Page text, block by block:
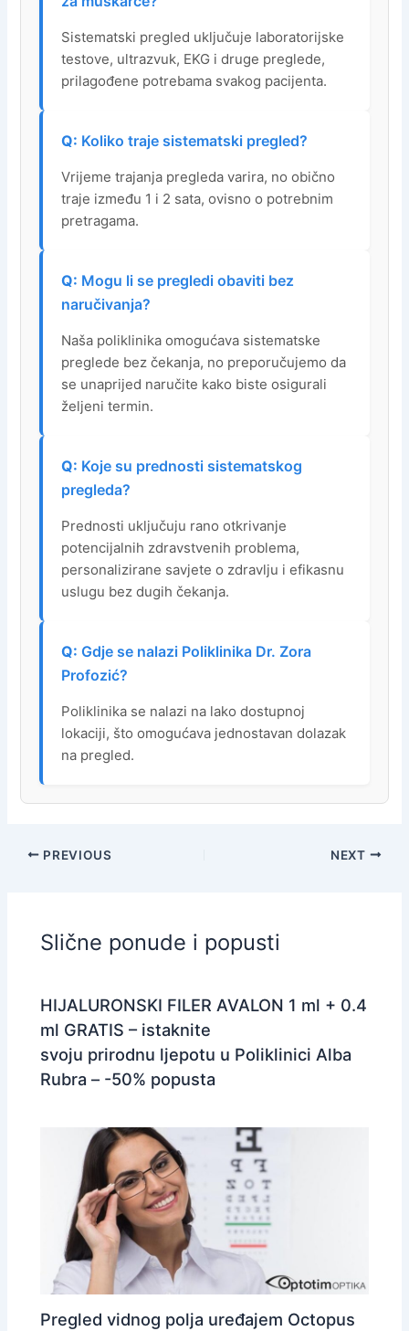
Sistematski pregled uključuje laboratorijske
testove, ultrazvuk, EKG i druge preglede,
prilagođene potrebama svakog pacijenta.
Koliko traje sistematski pregled?
Vrijeme trajanja pregleda varira, no obično
traje između 1 i 2 sata, ovisno o potrebnim
pretragama.
Mogu li se pregledi obaviti bez
naručivanja?
Naša poliklinika omogućava sistematske
preglede bez čekanja, no preporučujemo da
se unaprijed naručite kako biste osigurali
željeni termin.
Koje su prednosti sistematskog
pregleda?
Prednosti uključuju rano otkrivanje
potencijalnih zdravstvenih problema,
personalizirane savjete o zdravlju i efikasnu
uslugu bez dugih čekanja.
Gdje se nalazi Poliklinika Dr. Zora
Profozić?
Poliklinika se nalazi na lako dostupnoj
lokaciji, što omogućava jednostavan dolazak
na pregled.
PREVIOUS NEXT
Slične ponude i popusti
HIJALURONSKI FILER AVALON 1 ml + 0.4
ml GRATIS – istaknite
svoju prirodnu ljepotu u Poliklinici Alba
Rubra – -50% popusta
Pregled vidnog polja uređajem Octopus